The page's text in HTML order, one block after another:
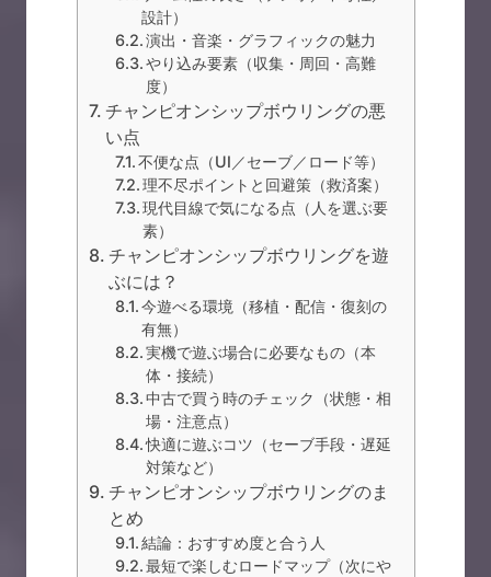
設計）
演出・音楽・グラフィックの魅力
やり込み要素（収集・周回・高難
度）
チャンピオンシップボウリングの悪
い点
不便な点（UI／セーブ／ロード等）
理不尽ポイントと回避策（救済案）
現代目線で気になる点（人を選ぶ要
素）
チャンピオンシップボウリングを遊
ぶには？
今遊べる環境（移植・配信・復刻の
有無）
実機で遊ぶ場合に必要なもの（本
体・接続）
中古で買う時のチェック（状態・相
場・注意点）
快適に遊ぶコツ（セーブ手段・遅延
対策など）
チャンピオンシップボウリングのま
とめ
結論：おすすめ度と合う人
最短で楽しむロードマップ（次にや